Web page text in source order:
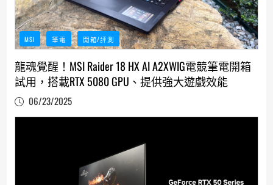
MSI 筆電 開箱/評測
龍魂覺醒！MSI Raider 18 HX AI A2XWIG電競筆電開箱
試用，搭載RTX 5080 GPU、提供強大遊戲效能
06/23/2025